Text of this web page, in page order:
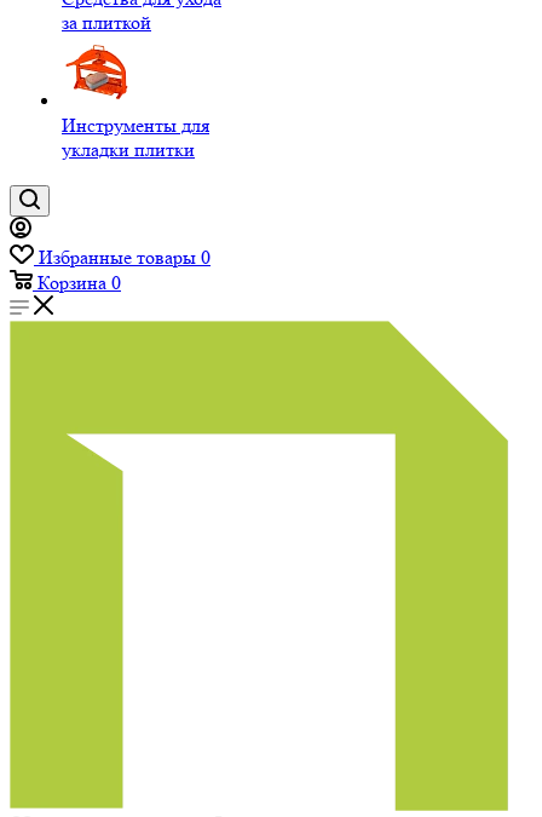
за плиткой
Инструменты для
укладки плитки
Избранные товары 0
Корзина 0